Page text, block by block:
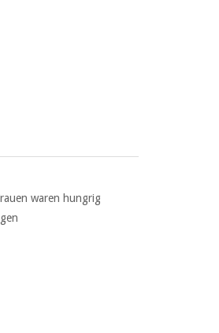
waren hungrig